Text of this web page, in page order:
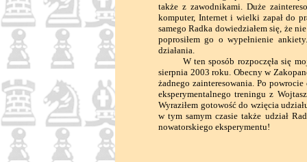
także z zawodnikami. Duże
komputer, Internet i wielki zapał do
samego Radka dowiedziałem się, że
poprosiłem go o wypełnienie
działania.
W ten sposób rozpoczęła się moja
sierpnia 2003 roku. Obecny w
żadnego zainteresowania. Po
eksperymentalnego treningu z
Wyraziłem gotowość do wzięcia
w tym samym czasie także udział
nowatorskiego eksperymentu!